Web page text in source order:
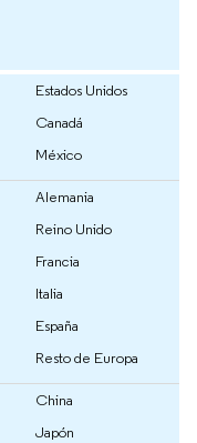
Estados Unidos
Canadá
México
Alemania
Reino Unido
Francia
Italia
España
Resto de Europa
China
Japón